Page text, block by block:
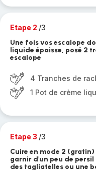
Etape 2 /3
Une fois vos escalope
liquide épaisse, posé 2
escalope
4 Tranches de
1 Pot de crème
Etape 3 /3
Cuire en mode 2
garnir d'un peu de persil
des tagliatelles ou une